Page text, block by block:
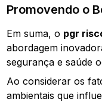
Promovendo o
Em suma, o pgr
abordagem
segurança e saúde
Ao considerar os
ambientais que